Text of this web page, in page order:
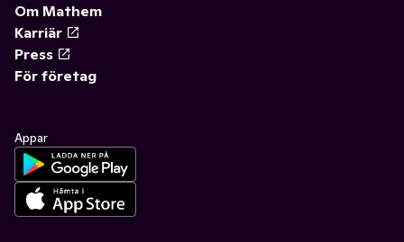
Om Mathem
Karriär
Press
För företag
Appar